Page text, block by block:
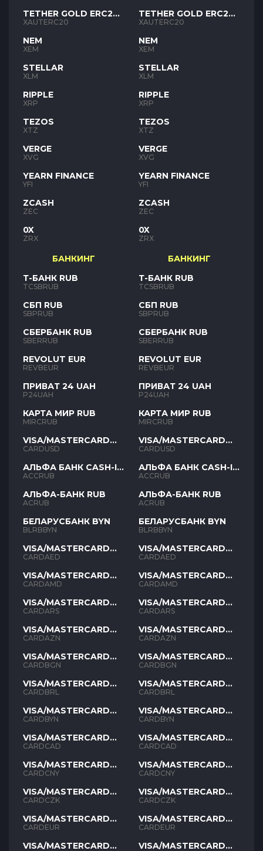
TETHER GOLD ERC20
XAUT
XAUTERC20
NEM
XEM
STELLAR
XLM
RIPPLE
XRP
TEZOS
XTZ
VERGE
XVG
YEARN FINANCE
YFI
ZCASH
ZEC
0X
ZRX
БАНКИНГ
Т-БАНК RUB
TCSBRUB
СБП RUB
SBPRUB
СБЕРБАНК RUB
SBERRUB
REVOLUT EUR
REVBEUR
ПРИВАТ 24 UAH
P24UAH
КАРТА МИР RUB
MIRCRUB
VISA/MASTERCARD
USD
CARDUSD
АЛЬФА БАНК CASH-IN
RUB
ACCRUB
АЛЬФА-БАНК RUB
ACRUB
БЕЛАРУСБАНК BYN
BLRBBYN
VISA/MASTERCARD
AED
CARDAED
VISA/MASTERCARD
AMD
CARDAMD
VISA/MASTERCARD
ARS
CARDARS
VISA/MASTERCARD
AZN
CARDAZN
VISA/MASTERCARD
BGN
CARDBGN
VISA/MASTERCARD
BRL
CARDBRL
VISA/MASTERCARD
BYN
CARDBYN
VISA/MASTERCARD
CAD
CARDCAD
VISA/MASTERCARD
CNY
CARDCNY
VISA/MASTERCARD
CZK
CARDCZK
VISA/MASTERCARD
EUR
CARDEUR
VISA/MASTERCARD
TETHER GOLD ERC20
XAUT
XAUTERC20
NEM
XEM
STELLAR
XLM
RIPPLE
XRP
TEZOS
XTZ
VERGE
XVG
YEARN FINANCE
YFI
ZCASH
ZEC
0X
ZRX
БАНКИНГ
Т-БАНК RUB
TCSBRUB
СБП RUB
SBPRUB
СБЕРБАНК RUB
SBERRUB
REVOLUT EUR
REVBEUR
ПРИВАТ 24 UAH
P24UAH
КАРТА МИР RUB
MIRCRUB
VISA/MASTERCARD
USD
CARDUSD
АЛЬФА БАНК CASH-IN
RUB
ACCRUB
АЛЬФА-БАНК RUB
ACRUB
БЕЛАРУСБАНК BYN
BLRBBYN
VISA/MASTERCARD
AED
CARDAED
VISA/MASTERCARD
AMD
CARDAMD
VISA/MASTERCARD
ARS
CARDARS
VISA/MASTERCARD
AZN
CARDAZN
VISA/MASTERCARD
BGN
CARDBGN
VISA/MASTERCARD
BRL
CARDBRL
VISA/MASTERCARD
BYN
CARDBYN
VISA/MASTERCARD
CAD
CARDCAD
VISA/MASTERCARD
CNY
CARDCNY
VISA/MASTERCARD
CZK
CARDCZK
VISA/MASTERCARD
EUR
CARDEUR
VISA/MASTERCARD